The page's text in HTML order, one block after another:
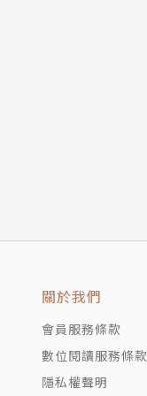
關於我們
會員服務條款
數位閱讀服務條款
隱私權聲明